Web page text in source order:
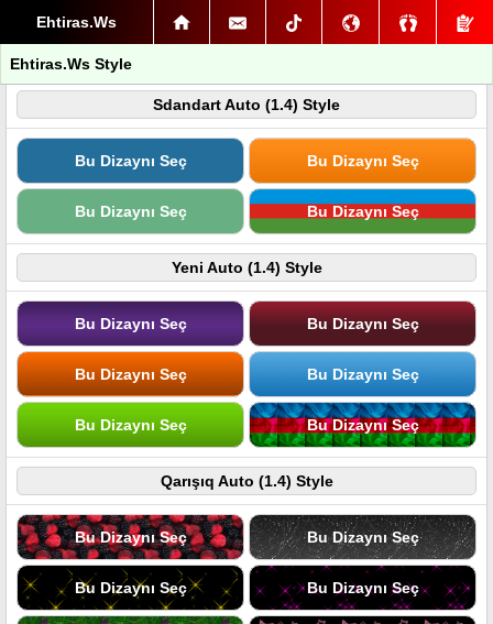
Ehtiras.Ws
Ehtiras.Ws Style
Sdandart Auto (1.4) Style
Bu Dizaynı Seç Bu Dizaynı Seç
Bu Dizaynı Seç Bu Dizaynı Seç
Yeni Auto (1.4) Style
Bu Dizaynı Seç Bu Dizaynı Seç
Bu Dizaynı Seç Bu Dizaynı Seç
Bu Dizaynı Seç Bu Dizaynı Seç
Qarışıq Auto (1.4) Style
Bu Dizaynı Seç Bu Dizaynı Seç
Bu Dizaynı Seç Bu Dizaynı Seç